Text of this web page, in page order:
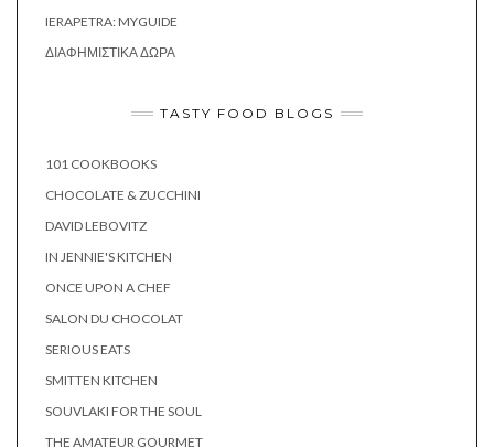
IERAPETRA: MYGUIDE
ΔΙΑΦΗΜΙΣΤΙΚΆ ΔΏΡΑ
TASTY FOOD BLOGS
101 COOKBOOKS
CHOCOLATE & ZUCCHINI
DAVID LEBOVITZ
IN JENNIE'S KITCHEN
ONCE UPON A CHEF
SALON DU CHOCOLAT
SERIOUS EATS
SMITTEN KITCHEN
SOUVLAKI FOR THE SOUL
THE AMATEUR GOURMET